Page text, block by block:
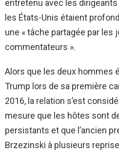
entretenu avec les
les États-Unis étaient
une « tâche partagée par les
commentateurs ».
Alors que les deux hommes
Trump lors de sa première
2016, la relation s’est
mesure que les hôtes sont
persistants et que l’ancien
Brzezinski à plusieurs